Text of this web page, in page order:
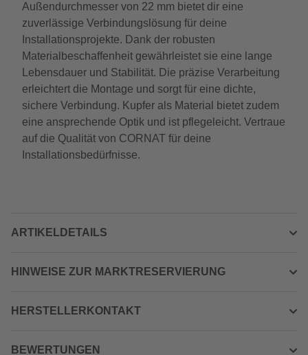
Außendurchmesser von 22 mm bietet dir eine
zuverlässige Verbindungslösung für deine
Installationsprojekte. Dank der robusten
Materialbeschaffenheit gewährleistet sie eine lange
Lebensdauer und Stabilität. Die präzise Verarbeitung
erleichtert die Montage und sorgt für eine dichte,
sichere Verbindung. Kupfer als Material bietet zudem
eine ansprechende Optik und ist pflegeleicht. Vertraue
auf die Qualität von CORNAT für deine
Installationsbedürfnisse.
ARTIKELDETAILS
HINWEISE ZUR MARKTRESERVIERUNG
HERSTELLERKONTAKT
BEWERTUNGEN